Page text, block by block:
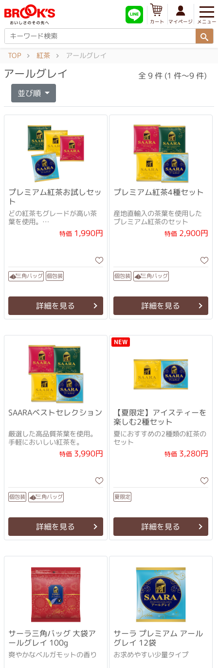
メニュー
マイページ
カート
TOP 紅茶 アールグレイ
アールグレイ 全 9 件 (1 件～9 件)
並び順
プレミアム紅茶お試しセッ
ト
どの紅茶もグレードが高い茶
葉を使用。
今までの紅茶にはきっと戻れ
なくなるはずです。
特価1,990円
三角バッグ 個包装
詳細を見る
プレミアム紅茶4種セット
産地直輸入の茶葉を使用した
プレミアム紅茶のセット
特価2,900円
個包装 三角バッグ
詳細を見る
SAARAベストセレクション
厳選した高品質茶葉を使用。
手軽においしい紅茶を。
特価3,990円
個包装 三角バッグ
詳細を見る
NEW
【夏限定】アイスティーを
楽しむ2種セット
夏におすすめの2種類の紅茶の
セット
特価3,280円
夏限定
詳細を見る
サーラ三角バッグ 大袋ア
ールグレイ 100g
爽やかなベルガモットの香り
サーラ プレミアム アール
グレイ 12袋
お求めやすい少量タイプ